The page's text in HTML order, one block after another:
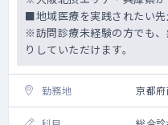
■地域医療を実践されたい
※訪問診療未経験の方でも
りしていただけます。
勤務地 京都